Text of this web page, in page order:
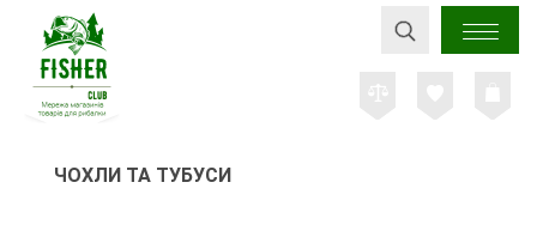
ЧОХЛИ ТА ТУБУСИ